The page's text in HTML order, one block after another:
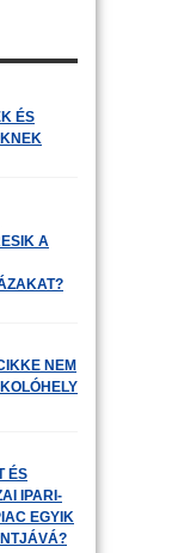
ÉS
A
NEM
ÉS
IPARI-
EGYIK